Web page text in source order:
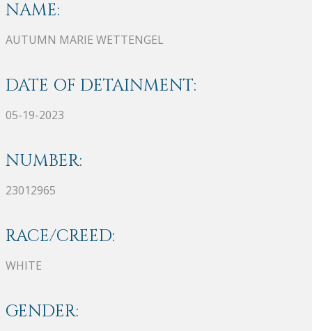
NAME:
AUTUMN MARIE WETTENGEL
DATE OF DETAINMENT:
05-19-2023
NUMBER:
23012965
RACE/CREED:
WHITE
GENDER: